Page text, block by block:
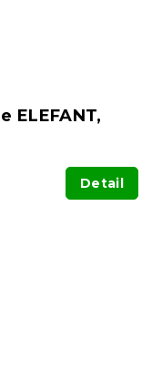
ELEFANT,
Detail